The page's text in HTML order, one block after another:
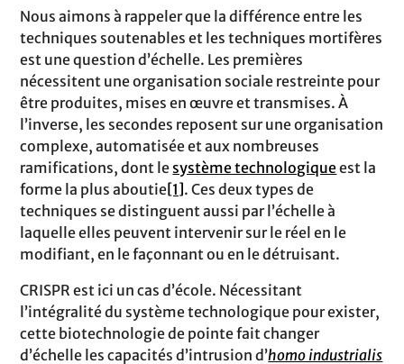
Nous aimons à rappeler que la différence entre les
techniques soutenables et les techniques mortifères
est une question d’échelle. Les premières
nécessitent une organisation sociale restreinte pour
être produites, mises en œuvre et transmises. À
l’inverse, les secondes reposent sur une organisation
complexe, automatisée et aux nombreuses
ramifications, dont le système technologiqueest la
forme la plus aboutie[1]. Ces deux types de
techniques se distinguent aussi par l’échelle à
laquelle elles peuvent intervenir sur le réel en le
modifiant, en le façonnant ou en le détruisant.
CRISPR est ici un cas d’école. Nécessitant
l’intégralité du système technologique pour exister,
cette biotechnologie de pointe fait changer
d’échelle les capacités d’intrusion d’homo industrialis